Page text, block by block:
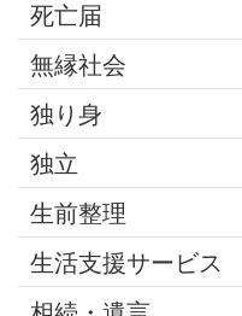
死亡届
無縁社会
独り身
独立
生前整理
生活支援サービス